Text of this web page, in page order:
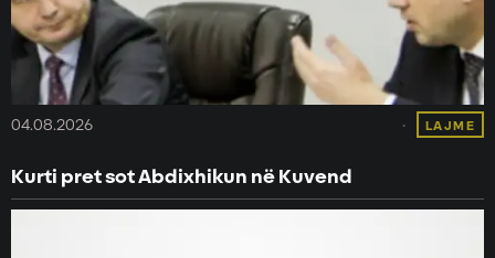
04.08.2026 LAJME
Kurti pret sot Abdixhikun në Kuvend